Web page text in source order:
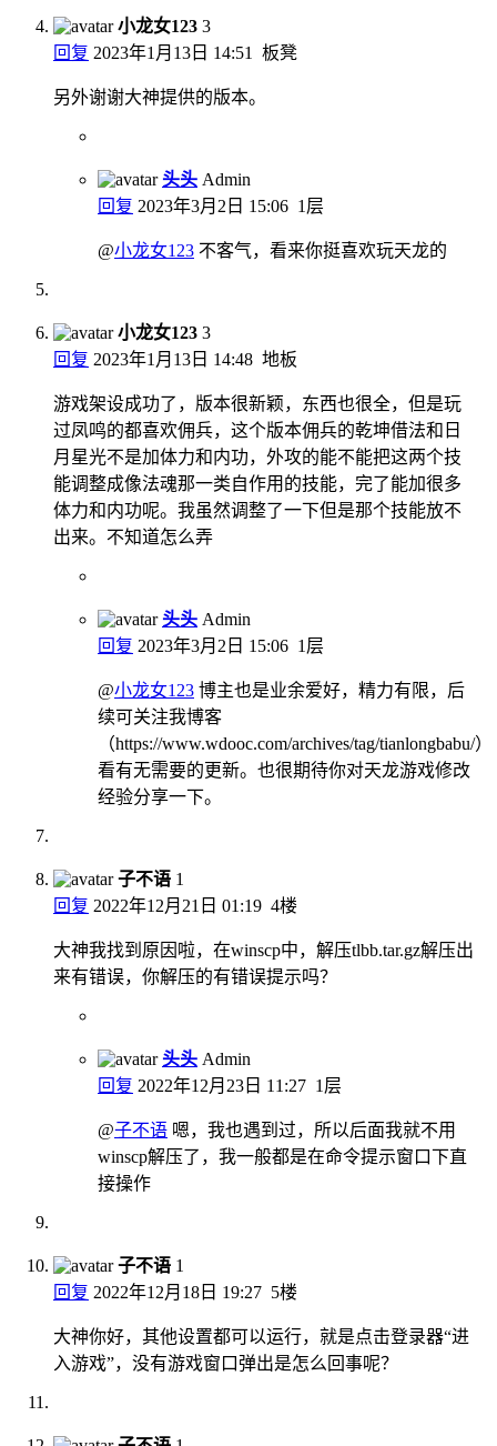
小龙女123 3
回复 2023年1月13日 14:51 板凳
另外谢谢大神提供的版本。
头头 Admin
回复 2023年3月2日 15:06 1层
@小龙女123 不客气，看来你挺喜欢玩天龙的
小龙女123 3
回复 2023年1月13日 14:48 地板
游戏架设成功了，版本很新颖，东西也很全，但是玩
过凤鸣的都喜欢佣兵，这个版本佣兵的乾坤借法和日
月星光不是加体力和内功，外攻的能不能把这两个技
能调整成像法魂那一类自作用的技能，完了能加很多
体力和内功呢。我虽然调整了一下但是那个技能放不
出来。不知道怎么弄
头头 Admin
回复 2023年3月2日 15:06 1层
@小龙女123 博主也是业余爱好，精力有限，后
续可关注我博客
（https://www.wdooc.com/archives/tag/tianlongbabu/）
看有无需要的更新。也很期待你对天龙游戏修改
经验分享一下。
子不语 1
回复 2022年12月21日 01:19 4楼
大神我找到原因啦，在winscp中，解压tlbb.tar.gz解压出
来有错误，你解压的有错误提示吗？
头头 Admin
回复 2022年12月23日 11:27 1层
@子不语 嗯，我也遇到过，所以后面我就不用
winscp解压了，我一般都是在命令提示窗口下直
接操作
子不语 1
回复 2022年12月18日 19:27 5楼
大神你好，其他设置都可以运行，就是点击登录器“进
入游戏”，没有游戏窗口弹出是怎么回事呢？